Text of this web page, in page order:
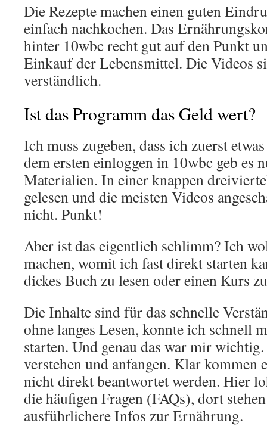
Die Rezepte machen einen guten
einfach nachkochen. Das
hinter 10wbc recht gut auf den Punkt
Einkauf der Lebensmittel. Die Videos
verständlich.
Ist das Programm das Geld wert?
Ich muss zugeben, dass ich zuerst
dem ersten einloggen in 10wbc geb es
Materialien. In einer knappen
gelesen und die meisten Videos
nicht. Punkt!
Aber ist das eigentlich schlimm? Ich
machen, womit ich fast direkt starten
dickes Buch zu lesen oder einen Kurs
Die Inhalte sind für das schnelle
ohne langes Lesen, konnte ich schnell
starten. Und genau das war mir
verstehen und anfangen. Klar kommen
nicht direkt beantwortet werden. Hier
die häufigen Fragen (FAQs), dort
ausführlichere Infos zur Ernährung.